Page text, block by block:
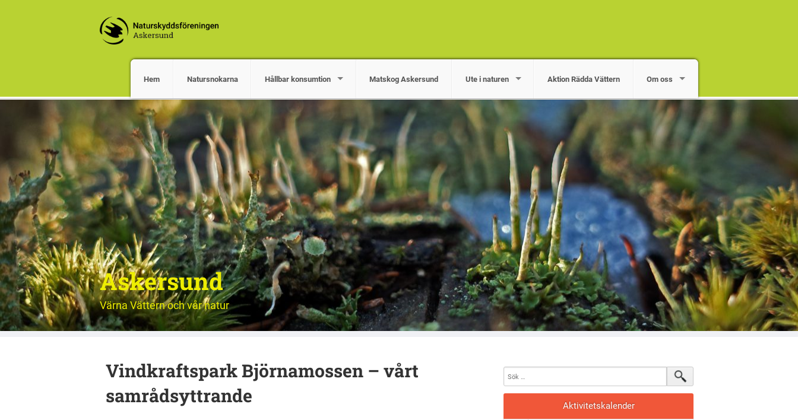
Hem Natursnokarna Hållbar konsumtion Matskog Askersund Ute i naturen Aktion Rädda Vättern Om oss
Askersund
Värna Vättern och vår natur
Vindkraftspark Björnamossen – vårt
samrådsyttrande
Aktivitetskalender